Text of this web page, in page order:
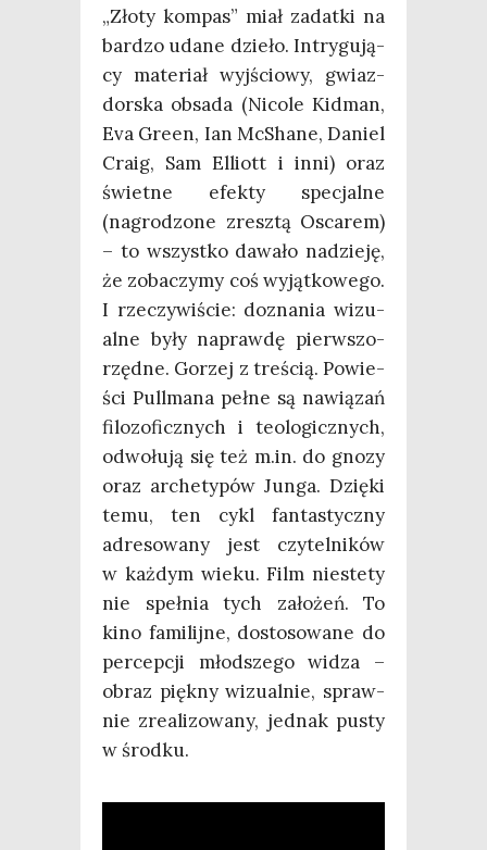
„Zło­ty kom­pas” miał zadat­ki na
bar­dzo uda­ne dzie­ło. Intry­gu­ją­
cy mate­riał wyj­ścio­wy, gwiaz­
dor­ska obsa­da (Nico­le Kid­man,
Eva Gre­en, Ian McSha­ne, Daniel
Cra­ig, Sam Elliott i inni) oraz
świet­ne efek­ty spe­cjal­ne
(nagro­dzo­ne zresz­tą Osca­rem)
– to wszyst­ko dawa­ło nadzie­ję,
że zoba­czy­my coś wyjąt­ko­we­go.
I rze­czy­wi­ście: dozna­nia wizu­
al­ne były napraw­dę pierw­szo­
rzęd­ne. Gorzej z tre­ścią. Powie­
ści Pul­l­ma­na peł­ne są nawią­zań
filo­zo­ficz­nych i teo­lo­gicz­nych,
odwo­łu­ją się też m.in. do gno­zy
oraz arche­ty­pów Jun­ga. Dzię­ki
temu, ten cykl fan­ta­stycz­ny
adre­so­wa­ny jest czy­tel­ni­ków
w każ­dym wie­ku. Film nie­ste­ty
nie speł­nia tych zało­żeń. To
kino fami­lij­ne, dosto­so­wa­ne do
per­cep­cji młod­sze­go widza –
obraz pięk­ny wizu­al­nie, spraw­
nie zre­ali­zo­wa­ny, jed­nak pusty
w środku.